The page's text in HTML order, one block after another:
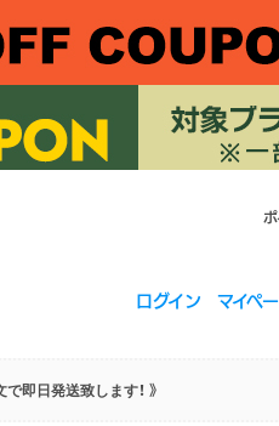
ログイン マイペ
即日発送致します！ 》